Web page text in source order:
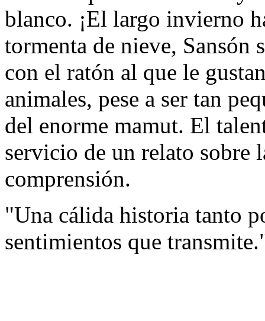
blanco. ¡El largo invierno
tormenta de nieve, Sansón
con el ratón al que le
animales, pese a ser tan
del enorme mamut. El
servicio de un relato sobre
comprensión.
"Una cálida historia tanto
sentimientos que